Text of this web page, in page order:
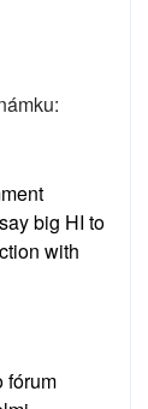
big HI to
with
fórum